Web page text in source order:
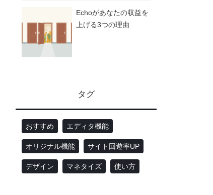
Echoがあなたの収益を
上げる3つの理由
タグ
おすすめ エディタ機能
オリジナル機能 サイト回遊率UP
デザイン マネタイズ 使い方